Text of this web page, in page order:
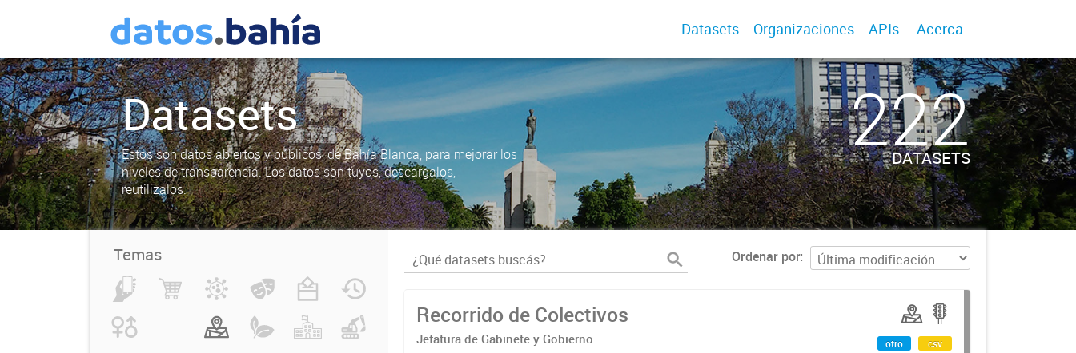
Datasets Organizaciones APIs Acerca
Datasets
Estos son datos abiertos y públicos, de Bahía Blanca, para mejorar los
niveles de transparencia. Los datos son tuyos, descargalos,
reutilizalos.
222
DATASETS
Temas Ordenar por
Recorrido de Colectivos
Jefatura de Gabinete y Gobierno otro csv